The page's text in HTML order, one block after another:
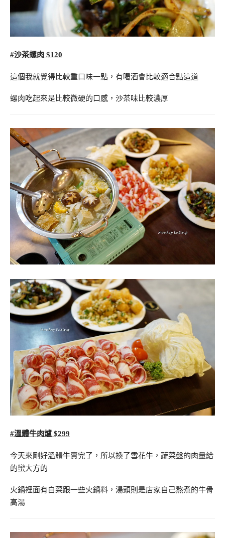
#沙茶螺肉 $120
這個我就覺得比較重口味一點，有喝酒會比較適合點這道
螺肉吃起來是比較微硬的口感，沙茶味比較濃厚
#溫體牛肉爐 $299
今天來剛好溫體牛賣完了，所以換了雪花牛，蔬菜盤的肉量給
的蠻大方的
火鍋裡面有白菜跟一些火鍋料，湯頭則是店家自己熬煮的牛骨
高湯